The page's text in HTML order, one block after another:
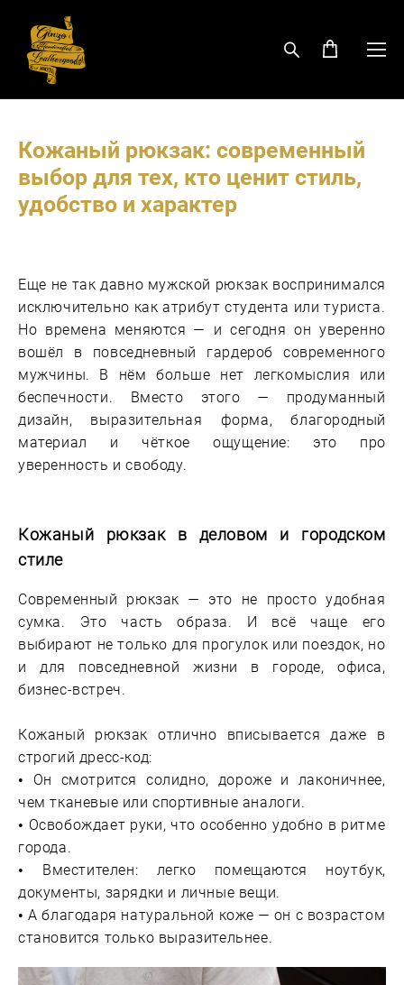
Кожаный рюкзак: современный
выбор для тех, кто ценит стиль,
удобство и характер
Еще не так давно мужской рюкзак воспринимался
исключительно как атрибут студента или туриста.
Но времена меняются — и сегодня он уверенно
вошёл в повседневный гардероб современного
мужчины. В нём больше нет легкомыслия или
беспечности. Вместо этого — продуманный
дизайн, выразительная форма, благородный
материал и чёткое ощущение: это про
уверенность и свободу.
Кожаный рюкзак в деловом и городском
стиле
Современный рюкзак — это не просто удобная
сумка. Это часть образа. И всё чаще его
выбирают не только для прогулок или поездок, но
и для повседневной жизни в городе, офиса,
бизнес-встреч.
Кожаный рюкзак отлично вписывается даже в
строгий дресс-код:
• Он смотрится солидно, дороже и лаконичнее,
чем тканевые или спортивные аналоги.
• Освобождает руки, что особенно удобно в ритме
города.
• Вместителен: легко помещаются ноутбук,
документы, зарядки и личные вещи.
• А благодаря натуральной коже — он с возрастом
становится только выразительнее.